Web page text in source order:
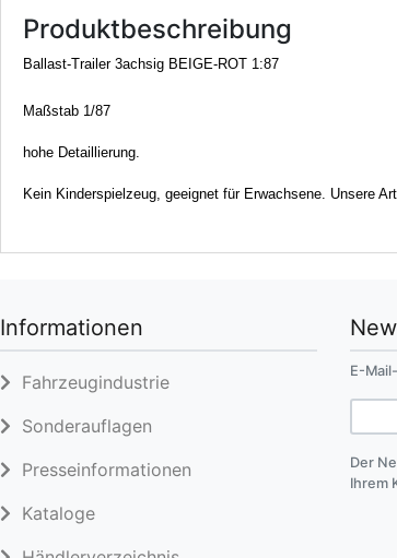
Produktbeschreibung
Ballast-Trailer 3achsig BEIGE-ROT 1:87
Maßstab 1/87
hohe Detaillierung.
Kein Kinderspielzeug, geeignet für Erwachsene. Unsere
Informationen
Fahrzeugindustrie
Sonderauflagen
Presseinformationen
Kataloge
E-
Der
Ihrem